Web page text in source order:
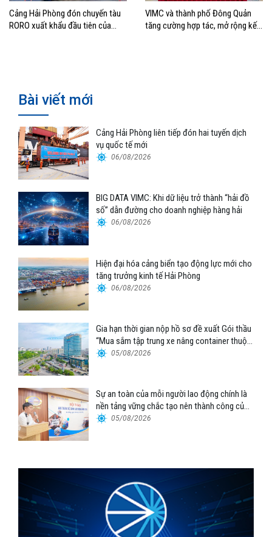
Cảng Hải Phòng đón chuyến tàu
RORO xuất khẩu đầu tiên của
VIMC và thành phố Đông Quản
tăng cường hợp tác, mở rộng kết
Bài viết mới
Cảng Hải Phòng liên tiếp đón hai tuyến dịch
vụ quốc tế mới
06/08/2026
BIG DATA VIMC: Khi dữ liệu trở thành “hải đồ
số” dẫn đường cho doanh nghiệp hàng hải
06/08/2026
Hiện đại hóa cảng biển tạo động lực mới cho
tăng trưởng kinh tế Hải Phòng
06/08/2026
Gia hạn thời gian nộp hồ sơ đề xuất Gói thầu
“Mua sắm tập trung xe nâng container thuộc
Tổng công ty Hàng hải Việt Nam – CTCP”
05/08/2026
Sự an toàn của mỗi người lao động chính là
nền tảng vững chắc tạo nên thành công của
Cảng Đà Nẵng
05/08/2026